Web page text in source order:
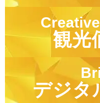
観光
デジタ